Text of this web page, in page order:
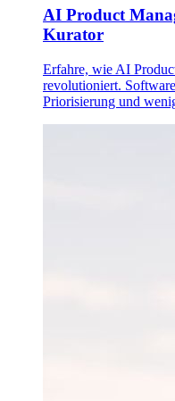
AI Product
Kurator
Erfahre, wie AI
revolutioniert.
Priorisierung und